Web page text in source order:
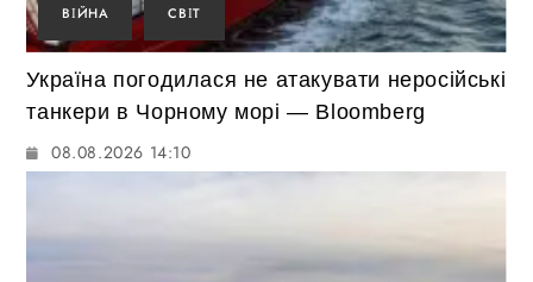
ВІЙНА СВІТ
Україна погодилася не атакувати неросійські
танкери в Чорному морі — Bloomberg
08.08.2026 14:10